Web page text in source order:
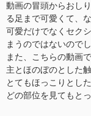
動画の冒頭からおし
る足まで可愛くて、
可愛だけでなくセク
まうのではないのでし
また、こちらの動画
主とほのぼのとした
とてもほっこりとし
どの部位を見てもと